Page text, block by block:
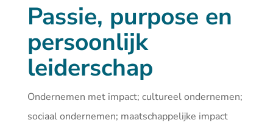
Passie, purpose en
persoonlijk
leiderschap
Ondernemen met impact; cultureel ondernemen;
sociaal ondernemen; maatschappelijke impact